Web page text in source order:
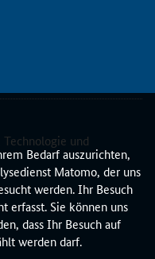
Bedarf auszurichten,
Matomo, der uns
werden. Ihr Besuch
erfasst. Sie können uns
dass Ihr Besuch auf
werden darf.
und